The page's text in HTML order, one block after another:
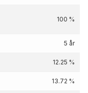
100 %
5 år
12.25 %
13.72 %